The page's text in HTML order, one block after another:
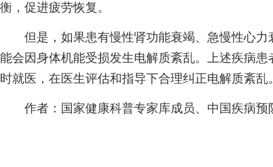
衡，促进疲劳恢复。
但是，如果患有慢性肾功能衰竭、急慢性心力
能会因身体机能受损发生电解质紊乱。上述疾病
时就医，在医生评估和指导下合理纠正电解质紊乱
作者：国家健康科普专家库成员、中国疾病预